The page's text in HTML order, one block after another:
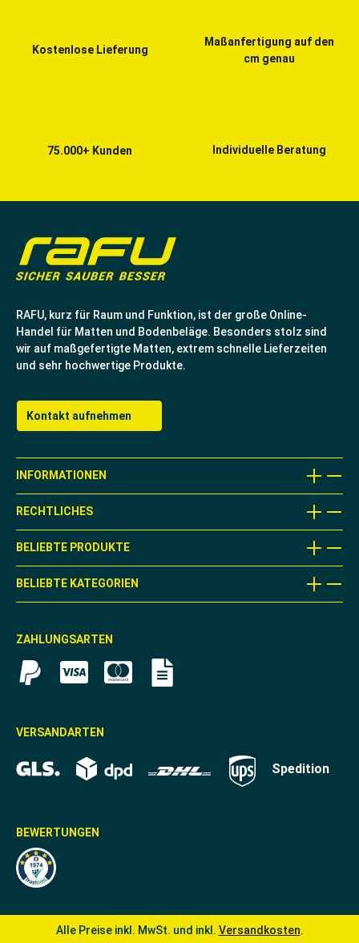
Kostenlose Lieferung
Maßanfertigung auf den
cm genau
75.000+ Kunden Individuelle Beratung
RAFU, kurz für Raum und Funktion, ist der große Online-
Handel für Matten und Bodenbeläge. Besonders stolz sind
wir auf maßgefertigte Matten, extrem schnelle Lieferzeiten
und sehr hochwertige Produkte.
Kontakt aufnehmen
INFORMATIONEN
BELIEBTE PRODUKTE
RECHTLICHES
BELIEBTE KATEGORIEN
ZAHLUNGSARTEN
VERSANDARTEN
Spedition
BEWERTUNGEN
Alle Preise inkl. MwSt. und inkl. Versandkosten.